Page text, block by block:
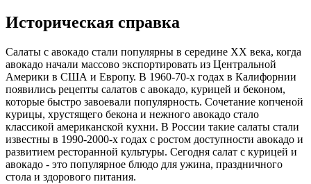
Историческая справка
Салаты с авокадо стали популярны в середине XX века, когда
авокадо начали массово экспортировать из Центральной
Америки в США и Европу. В 1960-70-х годах в Калифорнии
появились рецепты салатов с авокадо, курицей и беконом,
которые быстро завоевали популярность. Сочетание копченой
курицы, хрустящего бекона и нежного авокадо стало
классикой американской кухни. В России такие салаты стали
известны в 1990-2000-х годах с ростом доступности авокадо и
развитием ресторанной культуры. Сегодня салат с курицей и
авокадо - это популярное блюдо для ужина, праздничного
стола и здорового питания.